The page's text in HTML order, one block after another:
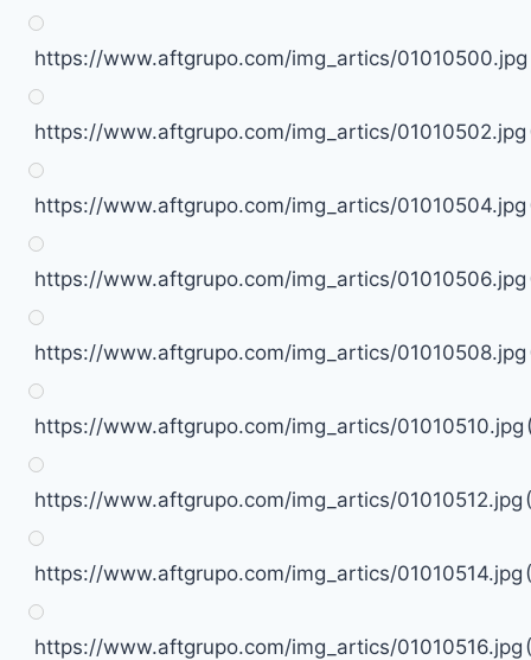
https://www.aftgrupo.com/img_artics/01010500.jpg
https://www.aftgrupo.com/img_artics/01010502.jpg
https://www.aftgrupo.com/img_artics/01010504.jpg
https://www.aftgrupo.com/img_artics/01010506.jpg
https://www.aftgrupo.com/img_artics/01010508.jpg
https://www.aftgrupo.com/img_artics/01010510.jpg
https://www.aftgrupo.com/img_artics/01010512.jpg
https://www.aftgrupo.com/img_artics/01010514.jpg
https://www.aftgrupo.com/img_artics/01010516.jpg